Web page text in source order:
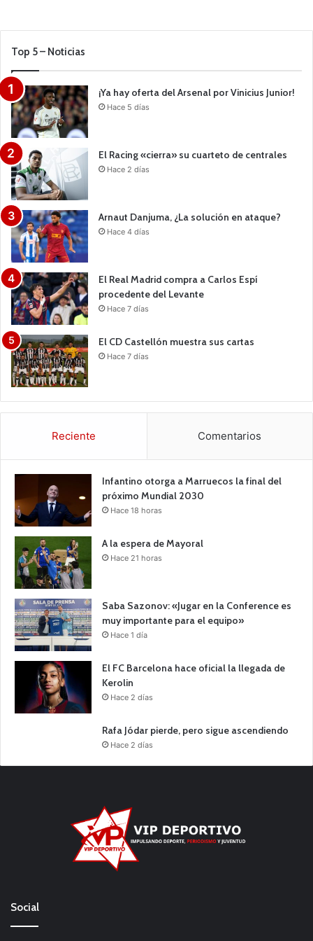
Top 5 – Noticias
¡Ya hay oferta del Arsenal por Vinicius Junior!
Hace 5 días
El Racing «cierra» su cuarteto de centrales
Hace 2 días
Arnaut Danjuma, ¿La solución en ataque?
Hace 4 días
El Real Madrid compra a Carlos Espí
procedente del Levante
Hace 7 días
El CD Castellón muestra sus cartas
Hace 7 días
Reciente Comentarios
Infantino otorga a Marruecos la final del
próximo Mundial 2030
Hace 18 horas
A la espera de Mayoral
Hace 21 horas
Saba Sazonov: «Jugar en la Conference es
muy importante para el equipo»
Hace 1 día
El FC Barcelona hace oficial la llegada de
Kerolin
Hace 2 días
Rafa Jódar pierde, pero sigue ascendiendo
Hace 2 días
Social